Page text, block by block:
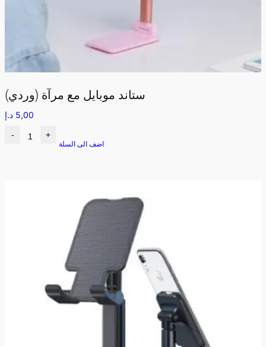
ستاند موبايل مع مرآة (وردي)
5,00 د.إ
- +
اضف الى السلة